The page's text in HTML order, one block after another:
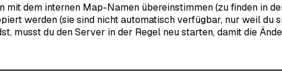
dem internen Map-Namen übereinstimmen (zu finden in
werden (sie sind nicht automatisch verfügbar, nur weil du
musst du den Server in der Regel neu starten, damit die